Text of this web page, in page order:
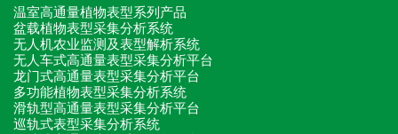
温室高通量植物表型系列产品
盆载植物表型采集分析系统
无人机农业监测及表型解析系统
无人车式高通量表型采集分析平台
龙门式高通量表型采集分析平台
多功能植物表型采集分析系统
滑轨型高通量表型采集分析平台
巡轨式表型采集分析系统